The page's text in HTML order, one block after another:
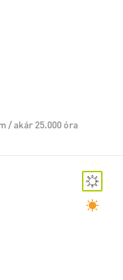
/ akár 25.000 óra